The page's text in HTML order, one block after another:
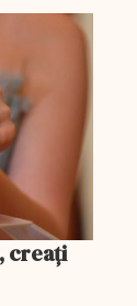
creați